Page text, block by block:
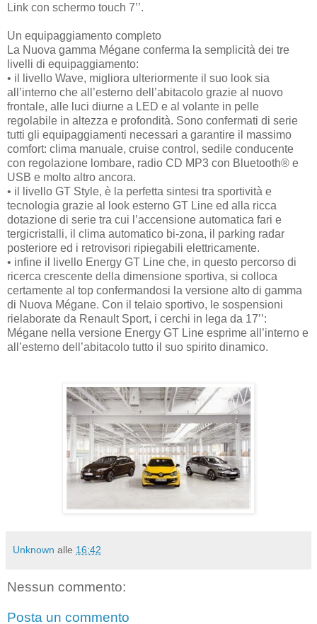
Link con schermo touch 7’’.
Un equipaggiamento completo
La Nuova gamma Mégane conferma la semplicità dei tre
livelli di equipaggiamento:
• il livello Wave, migliora ulteriormente il suo look sia
all’interno che all’esterno dell’abitacolo grazie al nuovo
frontale, alle luci diurne a LED e al volante in pelle
regolabile in altezza e profondità. Sono confermati di serie
tutti gli equipaggiamenti necessari a garantire il massimo
comfort: clima manuale, cruise control, sedile conducente
con regolazione lombare, radio CD MP3 con Bluetooth® e
USB e molto altro ancora.
• il livello GT Style, è la perfetta sintesi tra sportività e
tecnologia grazie al look esterno GT Line ed alla ricca
dotazione di serie tra cui l’accensione automatica fari e
tergicristalli, il clima automatico bi-zona, il parking radar
posteriore ed i retrovisori ripiegabili elettricamente.
• infine il livello Energy GT Line che, in questo percorso di
ricerca crescente della dimensione sportiva, si colloca
certamente al top confermandosi la versione alto di gamma
di Nuova Mégane. Con il telaio sportivo, le sospensioni
rielaborate da Renault Sport, i cerchi in lega da 17’’:
Mégane nella versione Energy GT Line esprime all’interno e
all’esterno dell’abitacolo tutto il suo spirito dinamico.
Unknown alle 16:42
Nessun commento:
Posta un commento